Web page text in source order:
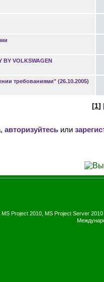
BY VOLKSWAGEN
требованиями" (26.10.2005)
[1]
авторизуйтесь или
MS Project 2010, MS Project Server 2010